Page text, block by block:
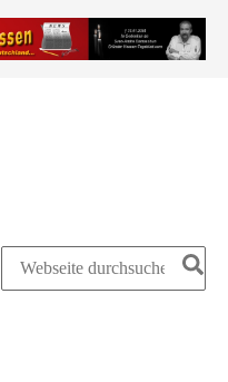
Search